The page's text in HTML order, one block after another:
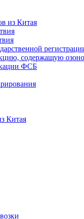
из Китая
содержащую
ФСБ
Китая